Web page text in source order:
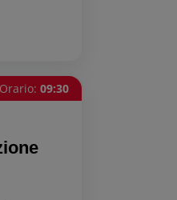
Orario:09:30